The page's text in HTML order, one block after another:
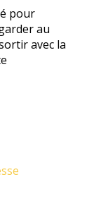
pour
au
avec la